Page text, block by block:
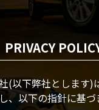
PRIVACY
(以下弊社とします)
、以下の指針に基